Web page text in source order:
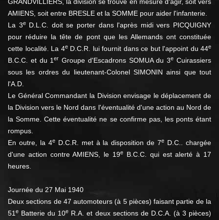
AMIENS, soit entre BRESLE et la SOMME pour aider l'infanterie.
La 3eD.L.C. doit se porter dans l'après midi vers PICQUIGNY
pour réduire la tête de pont que les Allemands ont constituée
cette localité. La 4eD.C.R. lui fournit dans ce but l'appoint du 44e
B.C.C. et du 1er Groupe d'Escadrons SOMUA du 3e Cuirassiers
sous les ordres du lieutenant-Colonel SIMONIN ainsi que tout
l'A.D.
Le Général Commandant la Division envisage le déplacement de
la Division vers le Nord dans l'éventualité d'une action au Nord de
la Somme. Cette éventualité ne se confirme pas, les ponts étant
rompus.
En outre, la 4eD.C.R. met à la disposition de 7e D.C.. chargée
d'une action contre AMIENS, le 19e
B.C.C. qui est alerté à 17
heures.
Journée du 27 Mai 1940
Deux sections de 47 automoteurs (à 5 pièces) faisant partie de la
51 e Batterie du 10e R.A. et deux sections de D.C.A. (à 3 pièces)